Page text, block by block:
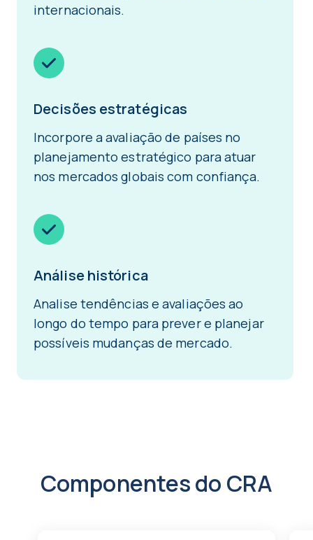
internacionais.
Decisões estratégicas
Incorpore a avaliação de países no
planejamento estratégico para atuar
nos mercados globais com confiança.
Análise histórica
Analise tendências e avaliações ao
longo do tempo para prever e planejar
possíveis mudanças de mercado.
Componentes do CRA